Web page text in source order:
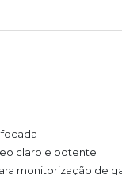
claro e potente
monitorização de